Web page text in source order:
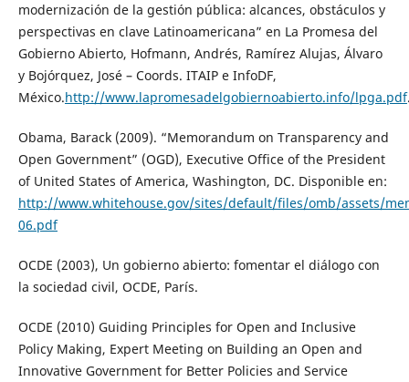
modernización de la gestión pública: alcances, obstáculos y
perspectivas en clave Latinoamericana” en La Promesa del
Gobierno Abierto, Hofmann, Andrés, Ramírez Alujas, Álvaro
y Bojórquez, José – Coords. ITAIP e InfoDF,
México.http://www.lapromesadelgobiernoabierto.info/lpga.pdf
Obama, Barack (2009). “Memorandum on Transparency and
Open Government” (OGD), Executive Office of the President
of United States of America, Washington, DC. Disponible en:
http://www.whitehouse.gov/sites/default/files/omb/assets/
06.pdf
OCDE (2003), Un gobierno abierto: fomentar el diálogo con
la sociedad civil, OCDE, París.
OCDE (2010) Guiding Principles for Open and Inclusive
Policy Making, Expert Meeting on Building an Open and
Innovative Government for Better Policies and Service